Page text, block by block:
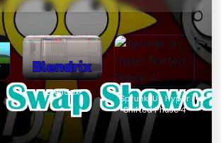
Blendrix
Sprunki Un Hyper
Shifted Phase 4